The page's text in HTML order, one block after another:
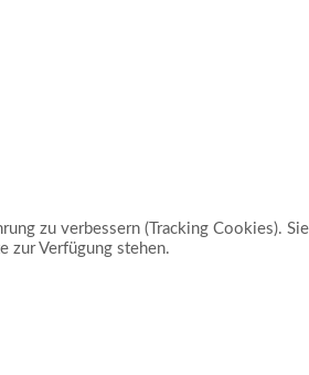
zu verbessern (Tracking Cookies). Sie
zur Verfügung stehen.